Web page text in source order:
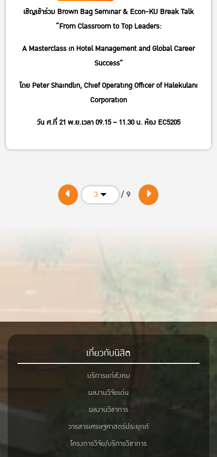
เชิญเข้าร่วม Brown Bag Seminar & Econ-KU Break Talk
“From Classroom to Top Leaders:
A Masterclass in Hotel Management and Global Career
Success”
โดย Peter Shaindlin, Chief Operating Officer of Halekulani
Corporation
วัน ศ.ที่ 21 พ.ย.เวลา 09.15 – 11.30 น. ห้อง EC5205
3 / 9
เกี่ยวกับนิสิต
บริการแก่สังคม
ผลงานวิจัยเด่น
ผลงานวิชาการ
วารสารเศรษฐศาสตร์ประยุกต์
โครงการวิจัย/บริการวิชาการ